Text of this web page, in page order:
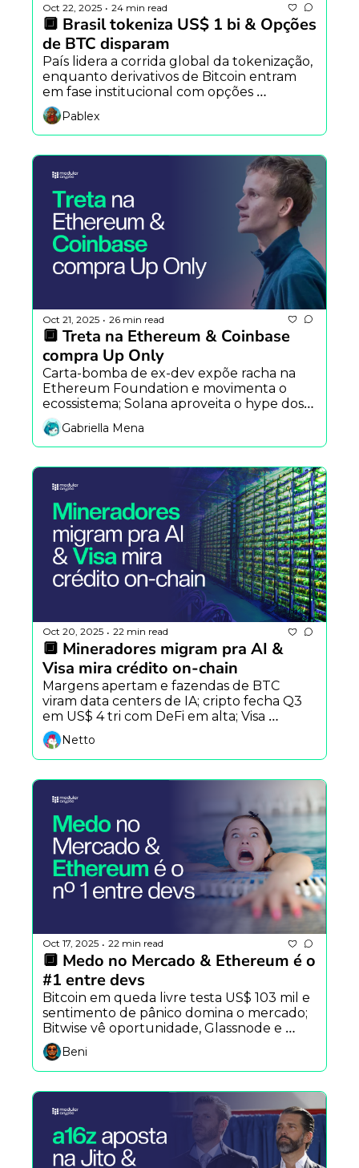
Oct 22, 2025 • 24 min read
🔲 Brasil tokeniza US$ 1 bi & Opções
de BTC disparam
País lidera a corrida global da tokenização,
enquanto derivativos de Bitcoin entram
em fase institucional com opções
superando futuros em US$ 40 bi. Varejo
quer yield sem dor de cabeça, Kadena
encerra atividades e Avalanche integra
Wall Street e Web3.
Pablex
Oct 21, 2025 • 26 min read
🔲 Treta na Ethereum & Coinbase
compra Up Only
Carta-bomba de ex-dev expõe racha na
Ethereum Foundation e movimenta o
ecossistema; Solana aproveita o hype dos
builders revoltados enquanto a Coinbase
gasta US$ 375 mi pra comprar a Echo e o
lendário NFT do “Up Only” por US$ 25 mi.
Gabriella Mena
Oct 20, 2025 • 22 min read
🔲 Mineradores migram pra AI &
Visa mira crédito on-chain
Margens apertam e fazendas de BTC
viram data centers de IA; cripto fecha Q3
em US$ 4 tri com DeFi em alta; Visa
desenha mercado global de crédito via
stablecoins.
Netto
Oct 17, 2025 • 22 min read
🔲 Medo no Mercado & Ethereum é o
#1 entre devs
Bitcoin em queda livre testa US$ 103 mil e
sentimento de pânico domina o mercado;
Bitwise vê oportunidade, Glassnode e
Coinbase falam em “otimismo cauteloso”, e
o Ethereum segue reinando entre devs
com 16 mil novos em 2025.
Beni